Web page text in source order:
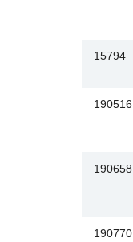
15794
190516
190658
190770